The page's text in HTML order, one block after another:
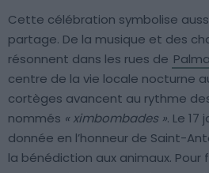
Cette célébration symbolise
partage. De la musique et des
résonnent dans les rues de
centre de la vie locale nocturne
cortèges avancent au rythme
nommés « ximbombades ». Le
donnée en l’honneur de Saint-
la bénédiction aux animaux. Pour